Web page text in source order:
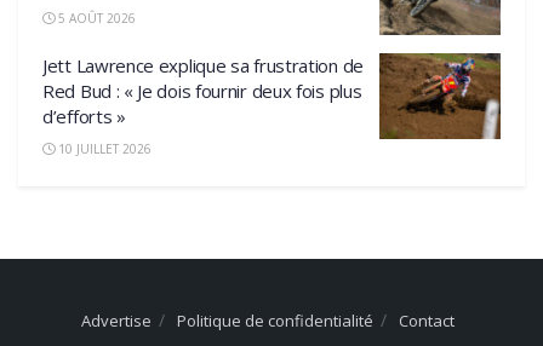
5 AOÛT 2026
Jett Lawrence explique sa frustration de
Red Bud : « Je dois fournir deux fois plus
d’efforts »
10 JUILLET 2026
Advertise Politique de confidentialité Contact